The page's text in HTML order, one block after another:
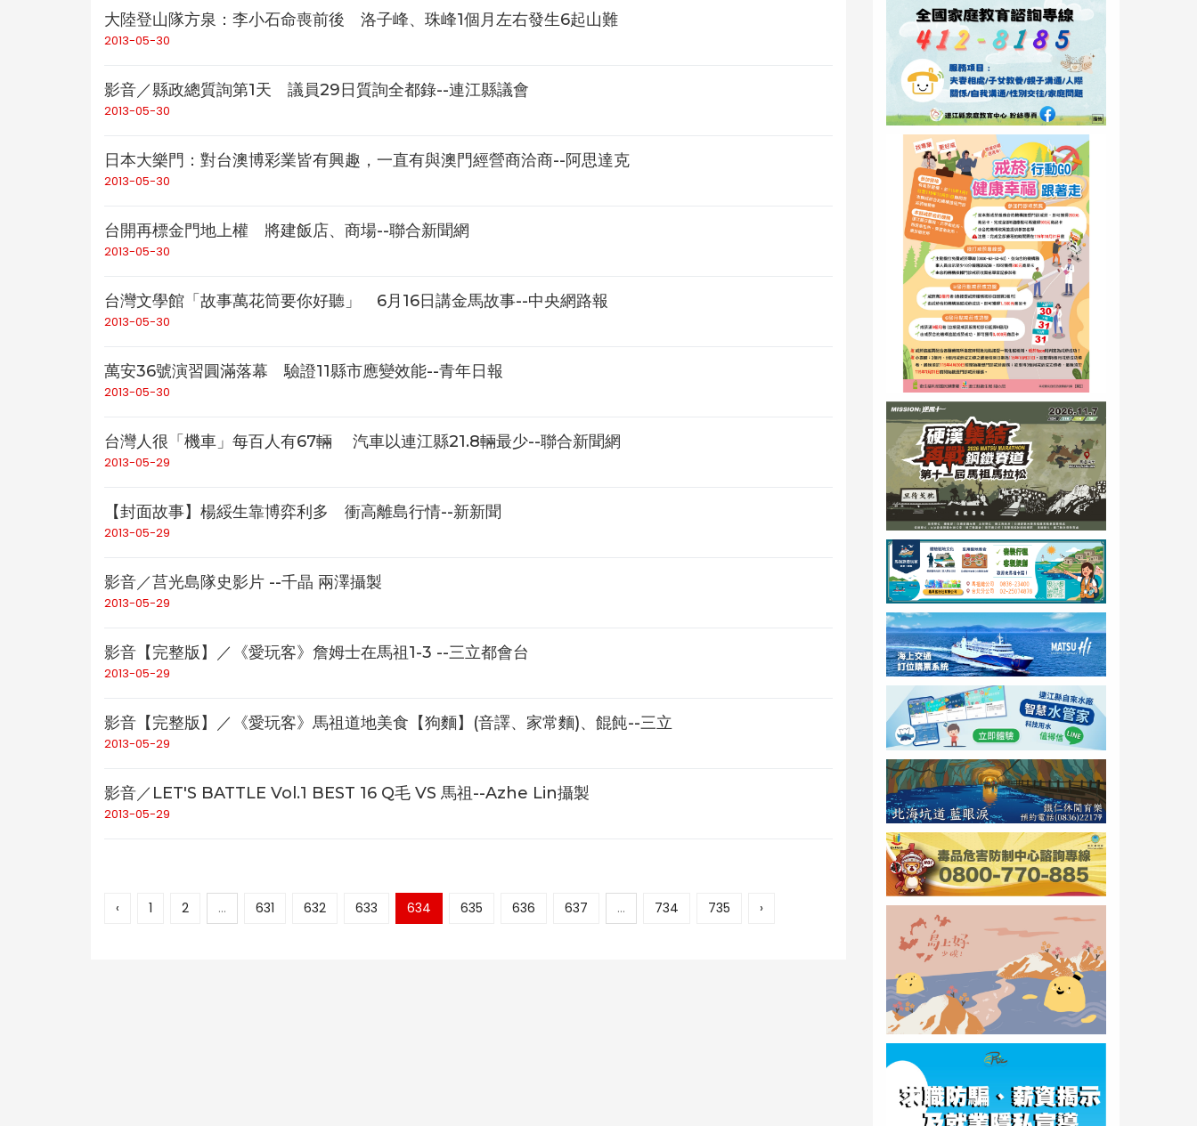
大陸登山隊方泉：李小石命喪前後 洛子峰、珠峰1個月左右發生6起山難
2013-05-30
影音／縣政總質詢第1天 議員29日質詢全都錄--連江縣議會
2013-05-30
日本大樂門：對台澳博彩業皆有興趣，一直有與澳門經營商洽商--阿思達克
2013-05-30
台開再標金門地上權 將建飯店、商場--聯合新聞網
2013-05-30
台灣文學館「故事萬花筒要你好聽」 6月16日講金馬故事--中央網路報
2013-05-30
萬安36號演習圓滿落幕 驗證11縣市應變效能--青年日報
2013-05-30
台灣人很「機車」每百人有67輛 汽車以連江縣21.8輛最少--聯合新聞網
2013-05-29
【封面故事】楊綏生靠博弈利多 衝高離島行情--新新聞
2013-05-29
影音／莒光島隊史影片 --千晶 兩澤攝製
2013-05-29
影音【完整版】／《愛玩客》詹姆士在馬祖1-3 --三立都會台
2013-05-29
影音【完整版】／《愛玩客》馬祖道地美食【狗麵】(音譯、家常麵)、餛飩--三立
2013-05-29
影音／LET'S BATTLE Vol.1 BEST 16 Q毛 VS 馬祖--Azhe Lin攝製
2013-05-29
‹ 1 2 ... 631 632 633 634 635 636 637 ... 734 735 ›